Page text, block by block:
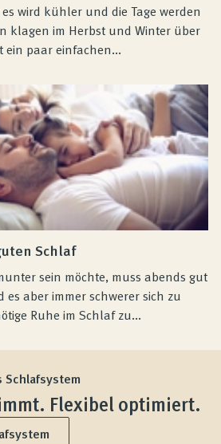
wird kühler und die Tage werden
klagen im Herbst und Winter über
ein paar einfachen...
Schlaf
sein möchte, muss abends gut
aber immer schwerer sich zu
Ruhe im Schlaf zu...
Schlafsystem
Flexibel optimiert.